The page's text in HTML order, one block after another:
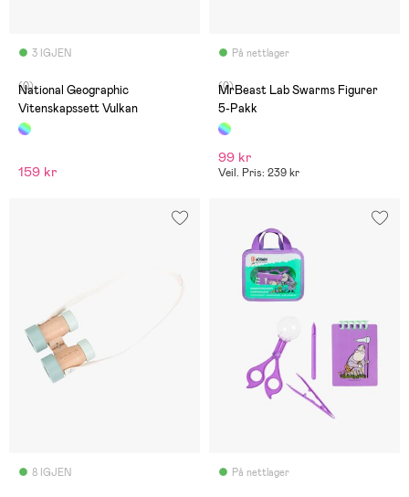
3 IGJEN
(0)
National Geographic
Vitenskapssett Vulkan
159 kr
På nettlager
(0)
MrBeast Lab Swarms Figurer
5-Pakk
99 kr
Veil. Pris: 239 kr
8 IGJEN På nettlager